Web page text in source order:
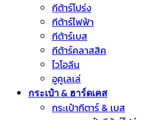
กีต้าร์โปร่ง
กีต้าร์ไฟฟ้า
กีต้าร์เบส
กีต้าร์คลาสสิค
ไวโอลีน
อูคูเลเล่
กระเป๋า & ฮาร์ดเคส
กระเป๋ากีตาร์ & เบส